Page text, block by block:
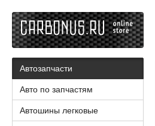
Автозапчасти
Авто по запчастям
Автошины легковые